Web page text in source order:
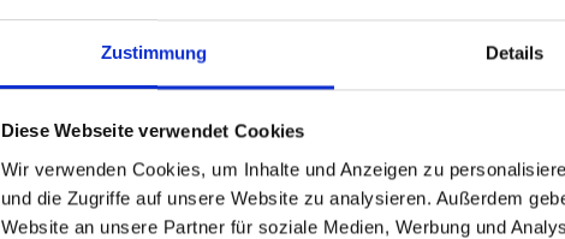
Zustimmung Details
Diese Webseite verwendet Cookies
Wir verwenden Cookies, um Inhalte und Anzeigen zu
und die Zugriffe auf unsere Website zu analysieren. Außerdem
Website an unsere Partner für soziale Medien, Werbung und